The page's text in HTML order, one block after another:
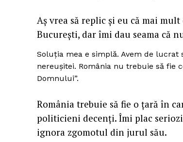
Aș vrea să replic și eu că mai
București, dar îmi dau seama că
Soluția mea e simplă. Avem de
nereușitei. România nu trebuie să fie
Domnului”.
România trebuie să fie o țară în
politicieni decenți. Îmi plac
ignora zgomotul din jurul său.